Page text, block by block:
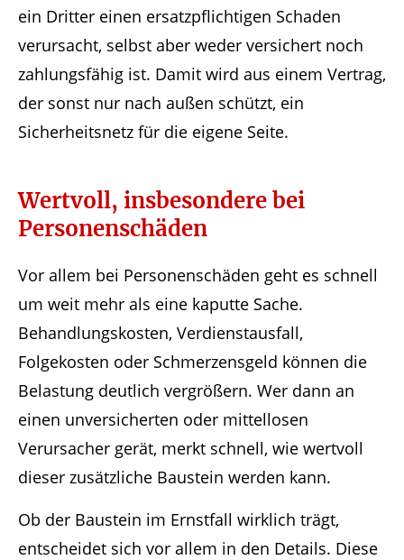
ein Dritter einen ersatzpflichtigen Schaden
verursacht, selbst aber weder versichert noch
zahlungsfähig ist. Damit wird aus einem Vertrag,
der sonst nur nach außen schützt, ein
Sicherheitsnetz für die eigene Seite.
Wertvoll, insbesondere bei
Personenschäden
Vor allem bei Personenschäden geht es schnell
um weit mehr als eine kaputte Sache.
Behandlungskosten, Verdienstausfall,
Folgekosten oder Schmerzensgeld können die
Belastung deutlich vergrößern. Wer dann an
einen unversicherten oder mittellosen
Verursacher gerät, merkt schnell, wie wertvoll
dieser zusätzliche Baustein werden kann.
Ob der Baustein im Ernstfall wirklich trägt,
entscheidet sich vor allem in den Details. Diese